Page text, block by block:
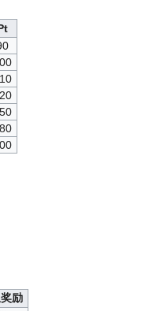
造图纸T3
能书T3
元
造图纸T3
造图纸T3
能书T3
造图纸T3
励